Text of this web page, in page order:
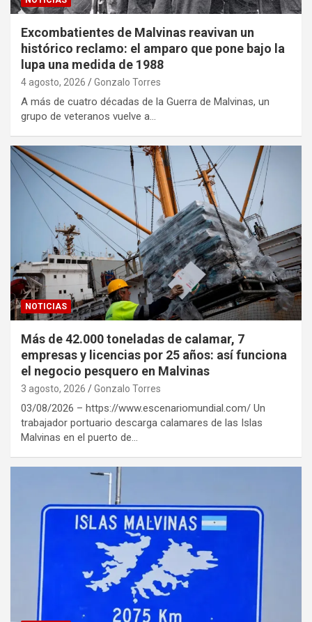
Excombatientes de Malvinas reavivan un
histórico reclamo: el amparo que pone bajo la
lupa una medida de 1988
4 agosto, 2026 Gonzalo Torres
A más de cuatro décadas de la Guerra de Malvinas, un
grupo de veteranos vuelve a…
NOTICIAS
Más de 42.000 toneladas de calamar, 7
empresas y licencias por 25 años: así funciona
el negocio pesquero en Malvinas
3 agosto, 2026 Gonzalo Torres
03/08/2026 – https://www.escenariomundial.com/ Un
trabajador portuario descarga calamares de las Islas
Malvinas en el puerto de…